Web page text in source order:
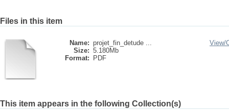
Files in this item
Name: projet_fin_detude ...
Size: 5.180Mb
Format:
PDF
View/
This item appears in the following Collection(s)